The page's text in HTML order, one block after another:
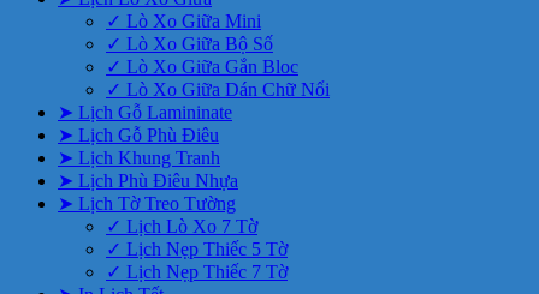
✓ Lò Xo Giữa Mini
✓ Lò Xo Giữa Bộ Số
✓ Lò Xo Giữa Gắn Bloc
✓ Lò Xo Giữa Dán Chữ Nổi
➤ Lịch Gỗ Lamininate
➤ Lịch Gỗ Phù Điêu
➤ Lịch Khung Tranh
➤ Lịch Phù Điêu Nhựa
➤ Lịch Tờ Treo Tường
✓ Lịch Lò Xo 7 Tờ
✓ Lịch Nẹp Thiếc 5 Tờ
✓ Lịch Nẹp Thiếc 7 Tờ